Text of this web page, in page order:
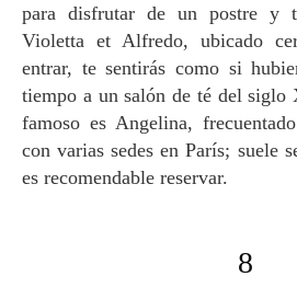
para disfrutar de un postre y
Violetta et Alfredo, ubicado
entrar, te sentirás como si
tiempo a un salón de té del
famoso es Angelina,
con varias sedes en París; suele
es recomendable reservar.
8